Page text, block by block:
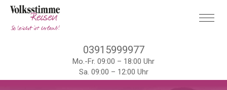
03915999977
Mo.-Fr. 09:00 – 18:00 Uhr
Sa. 09:00 – 12:00 Uhr